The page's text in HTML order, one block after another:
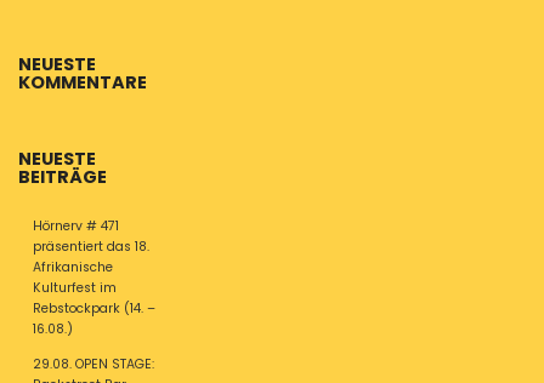
NEUESTE
KOMMENTARE
NEUESTE
BEITRÄGE
Hörnerv # 471
präsentiert das 18.
Afrikanische
Kulturfest im
Rebstockpark (14. –
16.08.)
29.08. OPEN STAGE: